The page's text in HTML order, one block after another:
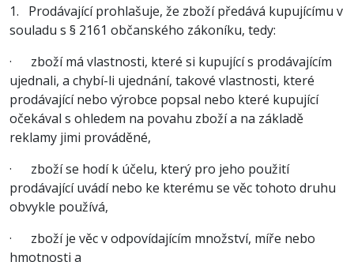
1. Prodávající prohlašuje, že zboží předává kupujícímu v
souladu s § 2161 občanského zákoníku, tedy:
· zboží má vlastnosti, které si kupující s prodávajícím
ujednali, a chybí-li ujednání, takové vlastnosti, které
prodávající nebo výrobce popsal nebo které kupující
očekával s ohledem na povahu zboží a na základě
reklamy jimi prováděné,
· zboží se hodí k účelu, který pro jeho použití
prodávající uvádí nebo ke kterému se věc tohoto druhu
obvykle používá,
· zboží je věc v odpovídajícím množství, míře nebo
hmotnosti a